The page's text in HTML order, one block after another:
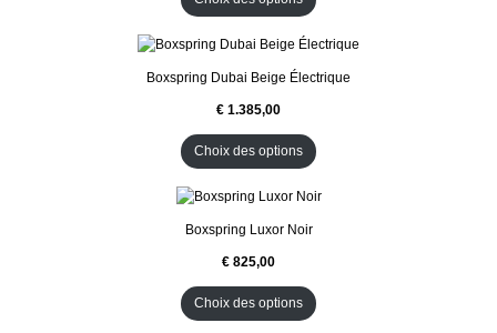
E
P
O
M
O
T
O
Boxspring Dubai Beige Électrique
Choix des options
Boxspring Luxor Noir
Choix des options